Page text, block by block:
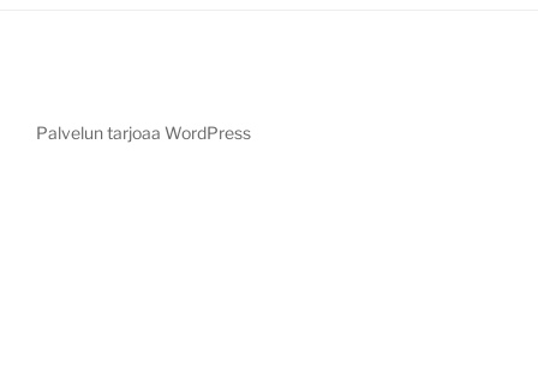
Palvelun tarjoaa WordPress